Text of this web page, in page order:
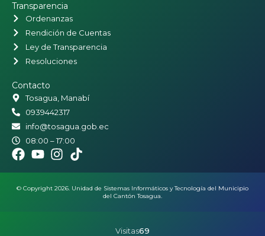
Transparencia
Ordenanzas
Rendición de Cuentas
Ley de Transparencia
Resoluciones
Contacto
Tosagua, Manabí
0939442317
info@tosagua.gob.ec
08:00 – 17:00
© Copyright 2026. Unidad de Sistemas Informáticos y Tecnología del Municipio
del Cantón Tosagua.
Visitas69